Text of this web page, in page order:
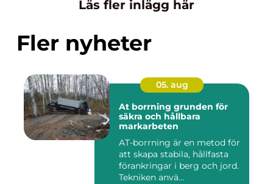
Läs fler inlägg här
Fler nyheter
05. aug
At borrning grunden för
säkra och hållbara
markarbeten
AT-borrning är en metod för
att skapa stabila, hållfasta
förankringar i berg och jord.
Tekniken anvä...